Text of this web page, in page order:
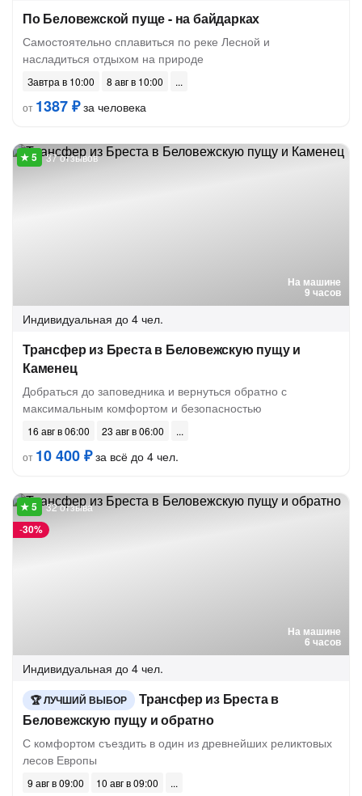
По Беловежской пуще - на байдарках
Самостоятельно сплавиться по реке Лесной и
насладиться отдыхом на природе
Завтра в 10:00
8 авг в 10:00
от 1387 ₽за человека
На машине
9 часов
37 отзывов
Индивидуальная до 4 чел.
Трансфер из Бреста в Беловежскую пущу и
Каменец
Добраться до заповедника и вернуться обратно с
максимальным комфортом и безопасностью
16 авг в 06:00
23 авг в 06:00
от 10 400 ₽за всё до 4 чел.
На машине
6 часов
-30%
32 отзыва
Индивидуальная до 4 чел.
ЛУЧШИЙ ВЫБОР
Трансфер из Бреста в
Беловежскую пущу и обратно
С комфортом съездить в один из древнейших реликтовых
лесов Европы
9 авг в 09:00
10 авг в 09:00